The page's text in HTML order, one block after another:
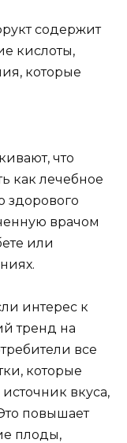
содержит
кислоты,
которые
что
как лечебное
здорового
врачом
или
интерес к
тренд на
все
которые
вкуса,
повышает
плоды,